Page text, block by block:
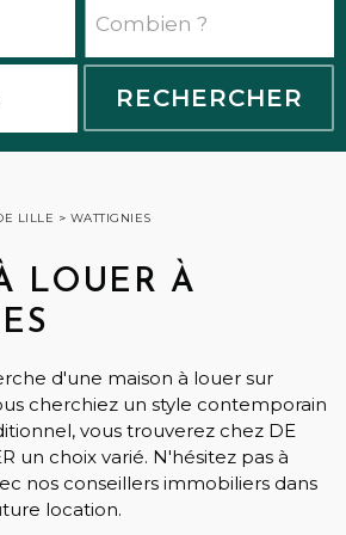
LILLE > WATTIGNIES
LOUER À
d'une maison à louer sur
cherchiez un style contemporain
vous trouverez chez DE
un choix varié. N'hésitez pas à
nos conseillers immobiliers dans
location.